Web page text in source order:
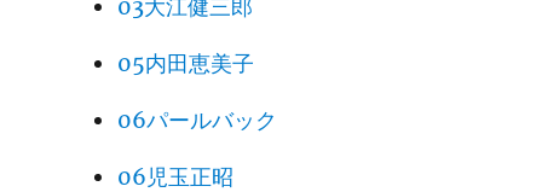
03大江健三郎
05内田恵美子
06パールバック
06児玉正昭